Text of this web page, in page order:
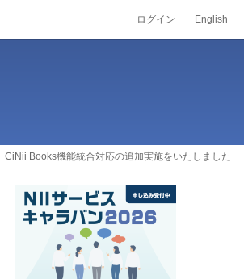
ログイン English
CiNii Books機能統合対応の追加実施をいたしました